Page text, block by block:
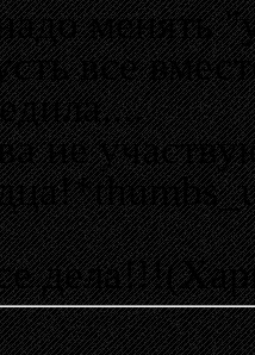
менять
все
не